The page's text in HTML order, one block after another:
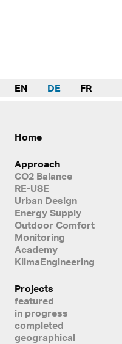
EN DE FR
Home
Approach
CO2 Balance
RE-USE
Urban Design
Energy Supply
Outdoor Comfort
Monitoring
Academy
KlimaEngineering
Projects
featured
in progress
completed
geographical